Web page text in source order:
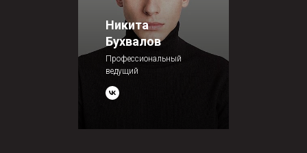
Никита
Бухвалов
Профессиональный
ведущий